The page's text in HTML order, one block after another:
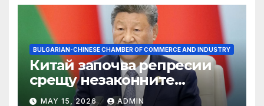
BULGARIAN-CHINESE CHAMBER OF COMMERCE AND INDUSTRY
Китай започва репресии
срещу незаконните
практики в сектора на TCM
MAY 15, 2026 ADMIN